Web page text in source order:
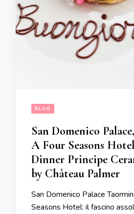
BLOG
San Domenico
A Four Seasons
Dinner Principe
by Château Palmer
San Domenico Palace
Seasons Hotel: il fascino